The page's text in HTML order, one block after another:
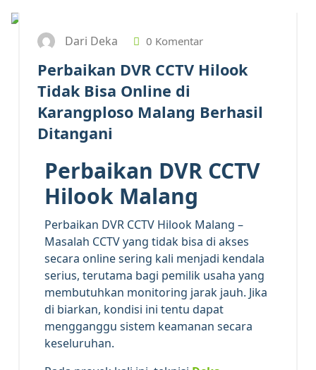
Dari Deka 0 Komentar
Perbaikan DVR CCTV Hilook
Tidak Bisa Online di
Karangploso Malang Berhasil
Ditangani
Perbaikan DVR CCTV
Hilook Malang
Perbaikan DVR CCTV Hilook Malang –
Masalah CCTV yang tidak bisa di akses
secara online sering kali menjadi kendala
serius, terutama bagi pemilik usaha yang
membutuhkan monitoring jarak jauh. Jika
di biarkan, kondisi ini tentu dapat
mengganggu sistem keamanan secara
keseluruhan.